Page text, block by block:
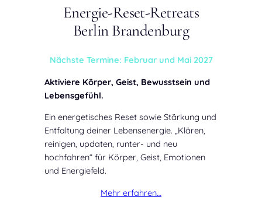
Energie-Reset-Retreats
Berlin Brandenburg
Nächste Termine: Februar und Mai 2027
Aktiviere Körper, Geist, Bewusstsein und
Lebensgefühl.
Ein energetisches Reset sowie Stärkung und
Entfaltung deiner Lebensenergie. „Klären,
reinigen, updaten, runter- und neu
hochfahren“ für Körper, Geist, Emotionen
und Energiefeld.
Mehr erfahren…